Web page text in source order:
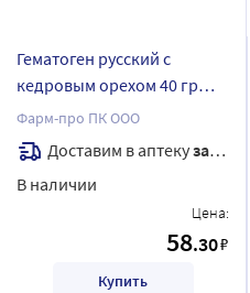
Гематоген русский с
кедровым орехом 40 гр
плит
Фарм-про ПК ООО
Доставим в аптекузавтра
В наличии
Цена:
58.30₽
Купить